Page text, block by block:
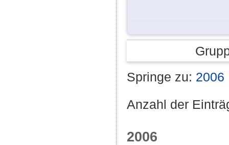
Springe zu: 2006
Anzahl der
2006